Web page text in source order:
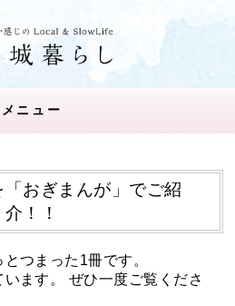
メニュー
おぎまんが」でご紹
介！！
つまった1冊です。
ます。 ぜひ一度ご覧くださ